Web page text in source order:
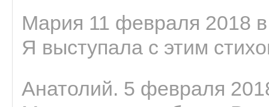
Мария 11 февраля 2018
Я выступала с этим
Анатолий. 5 февраля